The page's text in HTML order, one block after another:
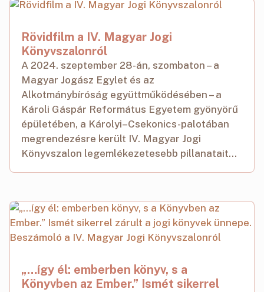
Rövidfilm a IV. Magyar Jogi
Könyvszalonról
A 2024. szeptember 28-án, szombaton – a
Magyar Jogász Egylet és az
Alkotmánybíróság együttműködésében – a
Károli Gáspár Református Egyetem gyönyörű
épületében, a Károlyi–Csekonics-palotában
megrendezésre került IV. Magyar Jogi
Könyvszalon legemlékezetesebb pillanatait...
„…így él: emberben könyv, s a
Könyvben az Ember.” Ismét sikerrel